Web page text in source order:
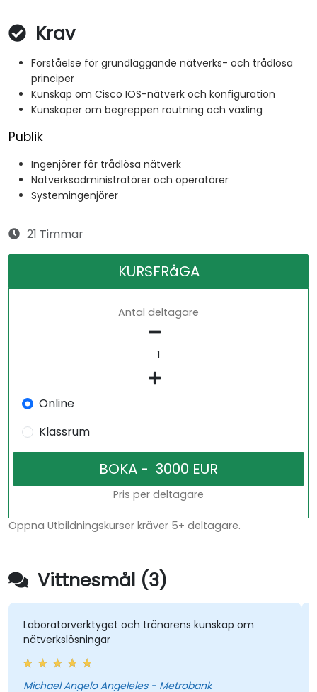
Krav
Förståelse för grundläggande nätverks- och trådlösa
principer
Kunskap om Cisco IOS-nätverk och konfiguration
Kunskaper om begreppen routning och växling
Publik
Ingenjörer för trådlösa nätverk
Nätverksadministratörer och operatörer
Systemingenjörer
21 Timmar
KURSFRåGA
Antal deltagare
Online
Klassrum
Pris per deltagare
Öppna Utbildningskurser kräver 5+ deltagare.
Vittnesmål (3)
Laboratorverktyget och tränarens kunskap om
nätverkslösningar
Michael Angelo Angeleles - Metrobank